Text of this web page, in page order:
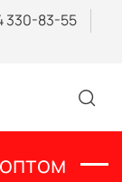
330-83-55